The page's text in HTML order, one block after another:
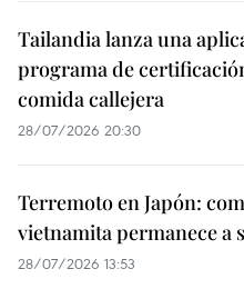
Tailandia lanza una
programa de
comida callejera
28/07/2026 20:30
Terremoto en Japón:
vietnamita permanece a
28/07/2026 13:53